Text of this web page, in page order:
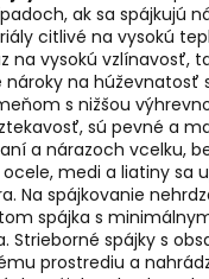
ak sa spájkujú
citlivé na vysokú
na vysokú vzlínavosť,
nároky na húževnatosť
s nižšou
sú pevné a
a nárazoch vcelku,
medi a liatiny sa
Na spájkovanie
spájka s
Strieborné spájky s
prostrediu a